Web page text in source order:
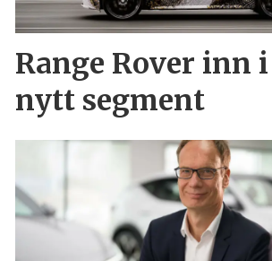
Range Rover inn
nytt segment